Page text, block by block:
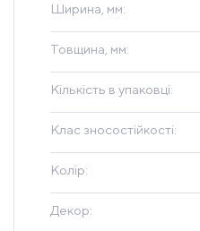
Ширина, мм:
Товщина, мм:
Кількість в упаковці:
Клас зносостійкості:
Колір:
Декор: